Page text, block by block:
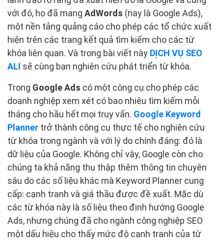
với đó, họ đã mang AdWords (nay là Google Ads),
một nền tảng quảng cáo cho phép các tổ chức xuất
hiện trên các trang kết quả tìm kiếm cho các từ
khóa liên quan. Và trong bài viết này DỊCH VỤ SEO
ALI sẽ cùng bạn nghiên cứu phát triển từ khóa.
Trong Google Ads có một công cụ cho phép các
doanh nghiệp xem xét có bao nhiêu tìm kiếm mỗi
tháng cho hầu hết mọi truy vấn. Google Keyword
Planner trở thành công cụ thực tế cho nghiên cứu
từ khóa trong ngành và với lý do chính đáng: đó là
dữ liệu của Google. Không chỉ vậy, Google còn cho
chúng ta khả năng thu thập thêm thông tin chuyên
sâu do các số liệu khác mà Keyword Planner cung
cấp: cạnh tranh và giá thầu được đề xuất. Mặc dù
các từ khóa này là số liệu theo định hướng Google
Ads, nhưng chúng đã cho ngành công nghiệp SEO
một dấu hiệu cho thấy mức độ cạnh tranh của từ